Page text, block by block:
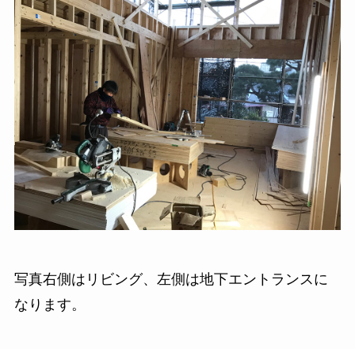
写真右側はリビング、左側は地下エントランスに
なります。